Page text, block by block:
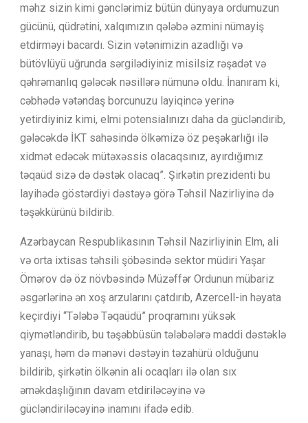
məhz sizin kimi gənclərimiz bütün dünyaya ordumuzun
gücünü, qüdrətini, xalqımızın qələbə əzmini nümayiş
etdirməyi bacardı. Sizin vətənimizin azadlığı və
bütövlüyü uğrunda sərgilədiyiniz misilsiz rəşadət və
qəhrəmanlıq gələcək nəsillərə nümunə oldu. İnanıram ki,
cəbhədə vətəndaş borcunuzu layiqincə yerinə
yetirdiyiniz kimi, elmi potensialınızı daha da gücləndirib,
gələcəkdə İKT sahəsində ölkəmizə öz peşəkarlığı ilə
xidmət edəcək mütəxəssis olacaqsınız, ayırdığımız
təqaüd sizə də dəstək olacaq”. Şirkətin prezidenti bu
layihədə göstərdiyi dəstəyə görə Təhsil Nazirliyinə də
təşəkkürünü bildirib.
Azərbaycan Respublikasının Təhsil Nazirliyinin Elm, ali
və orta ixtisas təhsili şöbəsində sektor müdiri Yaşar
Ömərov də öz növbəsində Müzəffər Ordunun mübariz
əsgərlərinə ən xoş arzularını çatdırıb, Azercell-in həyata
keçirdiyi “Tələbə Təqaüdü” proqramını yüksək
qiymətləndirib, bu təşəbbüsün tələbələrə maddi dəstəklə
yanaşı, həm də mənəvi dəstəyin təzahürü olduğunu
bildirib, şirkətin ölkənin ali ocaqları ilə olan sıx
əməkdaşlığının davam etdiriləcəyinə və
gücləndiriləcəyinə inamını ifadə edib.